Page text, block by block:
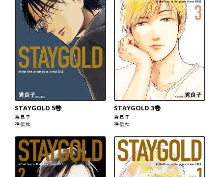
STAYGOLD 5巻
秀良子
祥伝社
STAYGOLD 3巻
秀良子
祥伝社